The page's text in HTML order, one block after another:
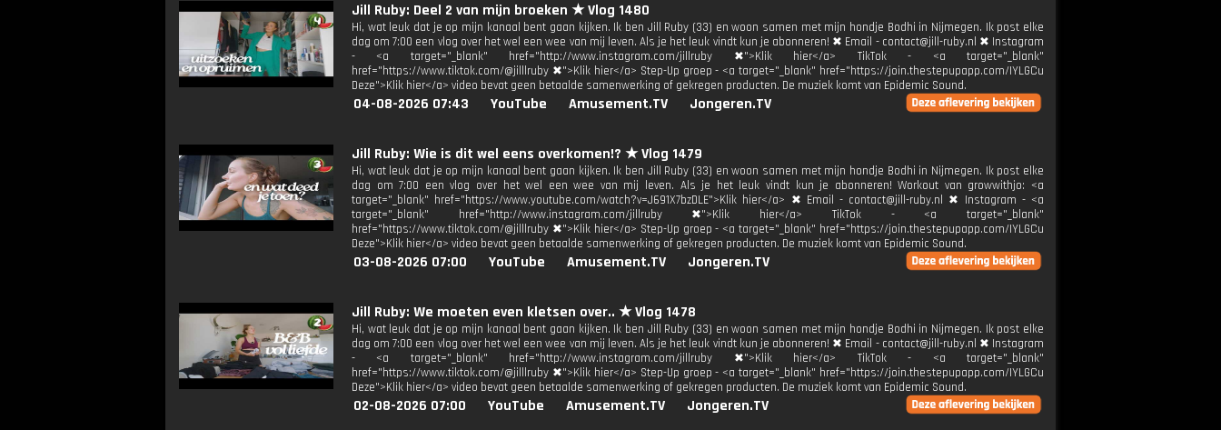
Jill Ruby: Deel 2 van mijn broeken ★ Vlog 1480
Hi, wat leuk dat je op mijn kanaal bent gaan kijken. Ik ben Jill Ruby (33) en woon samen met mijn hondje Bodhi in Nijmegen. Ik post elke
dag om 7:00 een vlog over het wel een wee van mij leven. Als je het leuk vindt kun je abonneren! ✖ Email - contact@jill-ruby.nl ✖ Instagram
- <a target="_blank" href="http://www.instagram.com/jillruby ✖">Klik hier</a> TikTok - <a target="_blank"
href="https://www.tiktok.com/@jilllruby ✖">Klik hier</a> Step-Up groep - <a target="_blank" href="https://join.thestepupapp.com/IYLGCu
Deze">Klik hier</a> video bevat geen betaalde samenwerking of gekregen producten. De muziek komt van Epidemic Sound.
04-08-2026 07:43 YouTube Amusement.TV Jongeren.TV
Jill Ruby: Wie is dit wel eens overkomen!? ★ Vlog 1479
Hi, wat leuk dat je op mijn kanaal bent gaan kijken. Ik ben Jill Ruby (33) en woon samen met mijn hondje Bodhi in Nijmegen. Ik post elke
dag om 7:00 een vlog over het wel een wee van mij leven. Als je het leuk vindt kun je abonneren! Workout van growwithjo: <a
target="_blank" href="https://www.youtube.com/watch?v=J691X7bzDLE">Klik hier</a> ✖ Email - contact@jill-ruby.nl ✖ Instagram - <a
target="_blank" href="http://www.instagram.com/jillruby ✖">Klik hier</a> TikTok - <a target="_blank"
href="https://www.tiktok.com/@jilllruby ✖">Klik hier</a> Step-Up groep - <a target="_blank" href="https://join.thestepupapp.com/IYLGCu
Deze">Klik hier</a> video bevat geen betaalde samenwerking of gekregen producten. De muziek komt van Epidemic Sound.
03-08-2026 07:00 YouTube Amusement.TV Jongeren.TV
Jill Ruby: We moeten even kletsen over.. ★ Vlog 1478
Hi, wat leuk dat je op mijn kanaal bent gaan kijken. Ik ben Jill Ruby (33) en woon samen met mijn hondje Bodhi in Nijmegen. Ik post elke
dag om 7:00 een vlog over het wel een wee van mij leven. Als je het leuk vindt kun je abonneren! ✖ Email - contact@jill-ruby.nl ✖ Instagram
- <a target="_blank" href="http://www.instagram.com/jillruby ✖">Klik hier</a> TikTok - <a target="_blank"
href="https://www.tiktok.com/@jilllruby ✖">Klik hier</a> Step-Up groep - <a target="_blank" href="https://join.thestepupapp.com/IYLGCu
Deze">Klik hier</a> video bevat geen betaalde samenwerking of gekregen producten. De muziek komt van Epidemic Sound.
02-08-2026 07:00 YouTube Amusement.TV Jongeren.TV